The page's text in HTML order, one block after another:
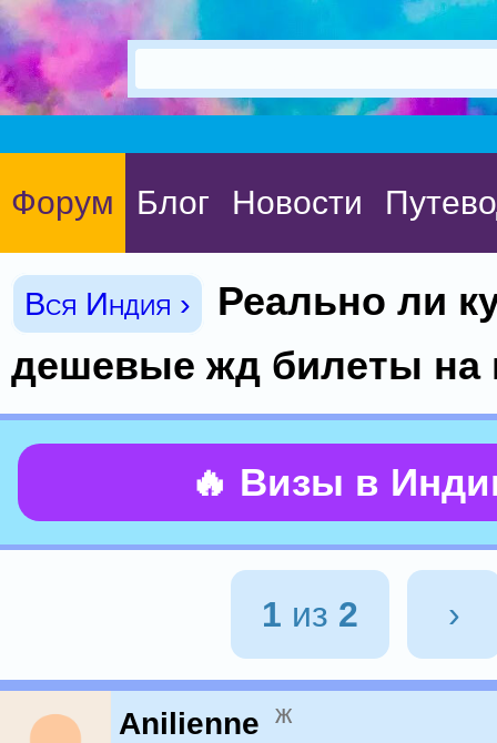
Форум Блог Новости
Вся Индия ›
Реально ли
дешевые жд билеты на
🔥 Визы в
1 из 2 ›
Anilienne ж